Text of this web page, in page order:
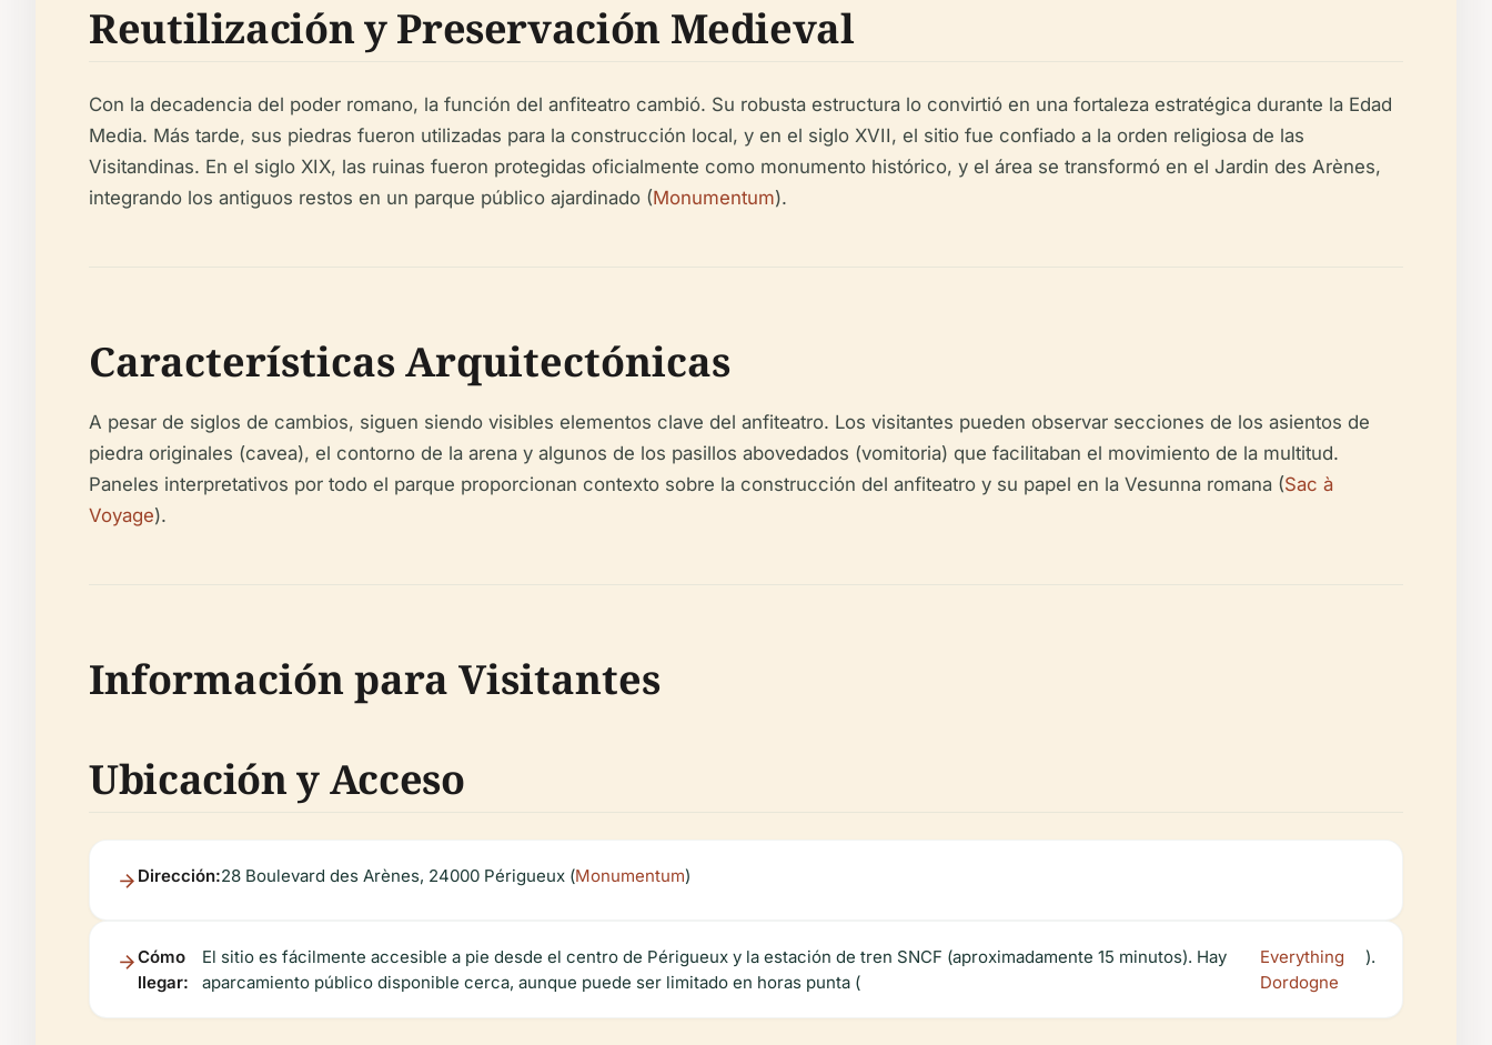
Reutilización y Preservación Medieval
Con la decadencia del poder romano, la función del anfiteatro cambió. Su robusta estructura lo convirtió en una fortaleza estratégica durante la Edad
Media. Más tarde, sus piedras fueron utilizadas para la construcción local, y en el siglo XVII, el sitio fue confiado a la orden religiosa de las
Visitandinas. En el siglo XIX, las ruinas fueron protegidas oficialmente como monumento histórico, y el área se transformó en el Jardin des Arènes,
integrando los antiguos restos en un parque público ajardinado (Monumentum).
Características Arquitectónicas
A pesar de siglos de cambios, siguen siendo visibles elementos clave del anfiteatro. Los visitantes pueden observar secciones de los asientos de
piedra originales (cavea), el contorno de la arena y algunos de los pasillos abovedados (vomitoria) que facilitaban el movimiento de la multitud.
Paneles interpretativos por todo el parque proporcionan contexto sobre la construcción del anfiteatro y su papel en la Vesunna romana (Sac à
Voyage).
Información para Visitantes
Ubicación y Acceso
Dirección:28 Boulevard des Arènes, 24000 Périgueux (Monumentum)
Cómo
llegar:
El sitio es fácilmente accesible a pie desde el centro de Périgueux y la estación de tren SNCF (aproximadamente 15 minutos). Hay
aparcamiento público disponible cerca, aunque puede ser limitado en horas punta (
Everything
Dordogne
).